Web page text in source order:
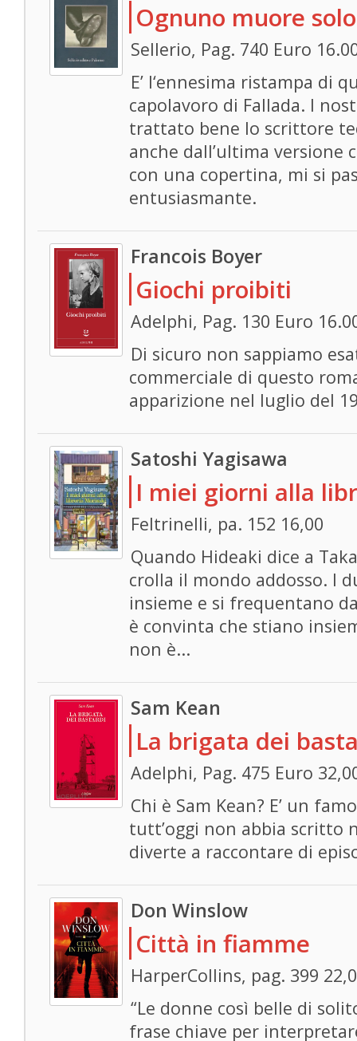
Ognuno muore solo
Sellerio, Pag. 740 Euro
E’ l‘ennesima ristampa di
capolavoro di Fallada. I
trattato bene lo scrittore
anche dall’ultima versione
con una copertina, mi si
entusiasmante.
Francois Boyer
Giochi proibiti
Adelphi, Pag. 130 Euro
Di sicuro non sappiamo
commerciale di questo
apparizione nel luglio del
Satoshi Yagisawa
I miei giorni alla
Feltrinelli, pa. 152 16,00
Quando Hideaki dice a
crolla il mondo addosso. I
insieme e si frequentano
è convinta che stiano
non è...
Sam Kean
La brigata dei
Adelphi, Pag. 475 Euro
Chi è Sam Kean? E’ un
tutt’oggi non abbia scritto
diverte a raccontare di
Don Winslow
Città in fiamme
HarperCollins, pag. 399
“Le donne così belle di
frase chiave per